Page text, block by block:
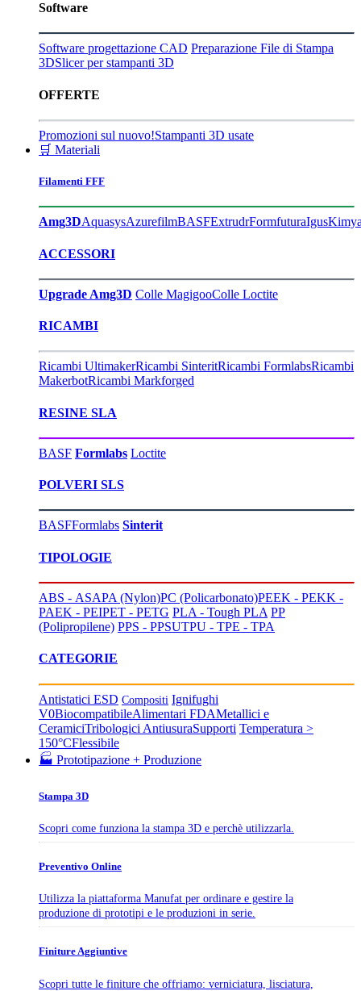
Software
Software progettazione CAD Preparazione File di Stampa
3DSlicer per stampanti 3D
OFFERTE
Promozioni sul nuovo!Stampanti 3D usate
🛒 Materiali
Filamenti FFF
Amg3DAquasysAzurefilmBASFExtrudrFormfuturaIgus
ACCESSORI
Upgrade Amg3D Colle MagigooColle Loctite
RICAMBI
Ricambi UltimakerRicambi SinteritRicambi FormlabsRicambi
MakerbotRicambi Markforged
RESINE SLA
BASF Formlabs Loctite
POLVERI SLS
BASFFormlabs Sinterit
TIPOLOGIE
ABS - ASAPA (Nylon)PC (Policarbonato)PEEK - PEKK -
PAEK - PEIPET - PETG PLA - Tough PLA PP
(Polipropilene) PPS - PPSUTPU - TPE - TPA
CATEGORIE
Antistatici ESD Compositi Ignifughi
V0BiocompatibileAlimentari FDAMetallici e
CeramiciTribologici AntiusuraSupporti Temperatura >
150°CFlessibile
🏭 Prototipazione + Produzione
Stampa 3D
Scopri come funziona la stampa 3D e perchè utilizzarla.
Preventivo Online
Utilizza la piattaforma Manufat per ordinare e gestire la
produzione di prototipi e le produzioni in serie.
Finiture Aggiuntive
Scopri tutte le finiture che offriamo: verniciatura, lisciatura,